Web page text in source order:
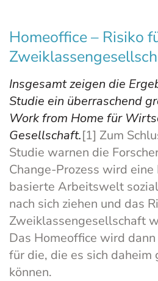
Homeoffice – Risiko
Insgesamt zeigen die
Studie ein überraschend
Work from Home für
Gesellschaft.[1] Zum
Studie warnen die
Change-Prozess wird
basierte Arbeitswelt
nach sich ziehen und das
Zweiklassengesellschaft
Das Homeoffice wird
für die, die es sich daheim
können.